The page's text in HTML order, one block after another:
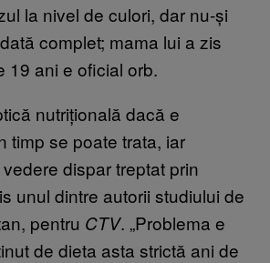
la nivel de culori, dar nu-și
complet; mama lui a zis
19 ani e oficial orb.
nutrițională dacă e
timp se poate trata, iar
dispar treptat prin
unul dintre autorii studiului de
pentru CTV. „Problema e
de dieta asta strictă ani de